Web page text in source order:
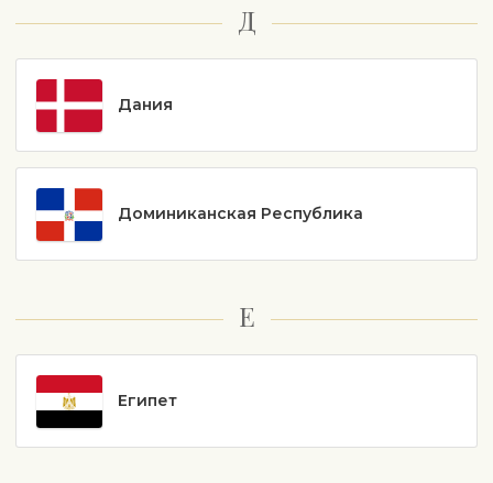
Д
Дания
Доминиканская Республика
Е
Египет